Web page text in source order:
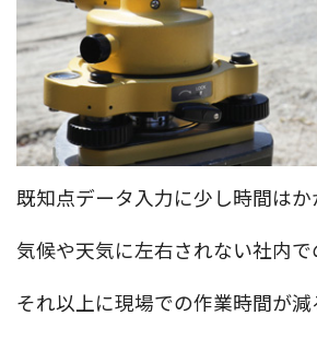
既知点データ入力に少し時間はか
気候や天気に左右されない社内で
それ以上に現場での作業時間が減